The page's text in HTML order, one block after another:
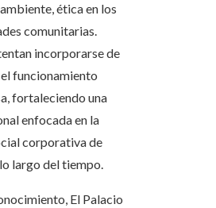
ética en los
comunitarias.
incorporarse de
funcionamiento
fortaleciendo una
enfocada en la
corporativa de
largo del tiempo.
El Palacio